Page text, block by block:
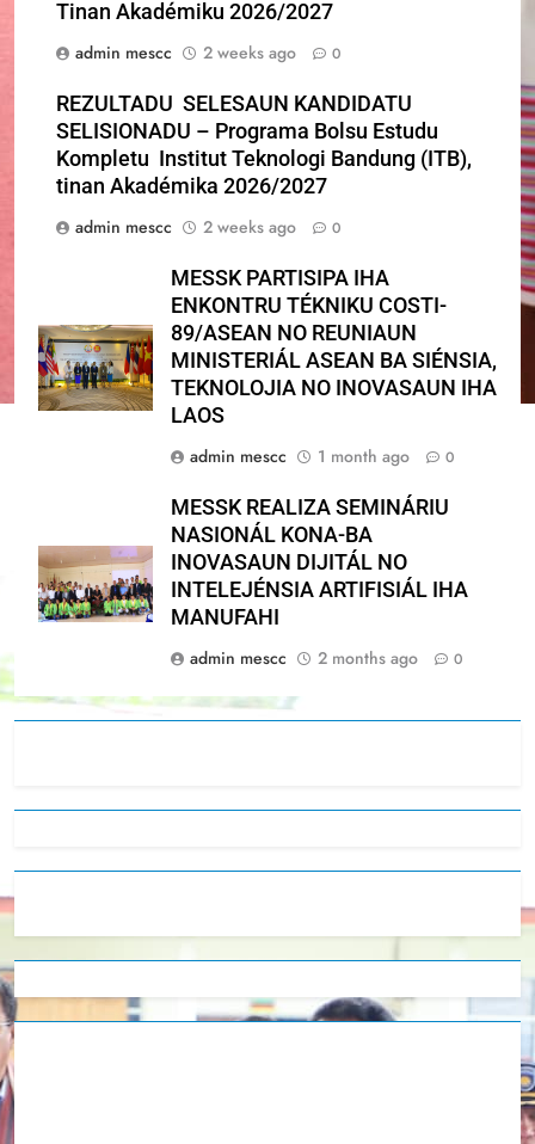
Tinan Akadémiku 2026/2027
admin mescc
2 weeks ago 0
REZULTADU SELESAUN KANDIDATU
SELISIONADU – Programa Bolsu Estudu
Kompletu Institut Teknologi Bandung (ITB),
tinan Akadémika 2026/2027
admin mescc
2 weeks ago 0
MESSK PARTISIPA IHA
ENKONTRU TÉKNIKU COSTI-
89/ASEAN NO REUNIAUN
MINISTERIÁL ASEAN BA SIÉNSIA,
TEKNOLOJIA NO INOVASAUN IHA
LAOS
admin mescc
1 month ago 0
MESSK REALIZA SEMINÁRIU
NASIONÁL KONA-BA
INOVASAUN DIJITÁL NO
INTELEJÉNSIA ARTIFISIÁL IHA
MANUFAHI
admin mescc
2 months ago 0